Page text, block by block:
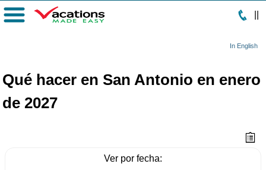
In English
Menú
Qué hacer en San Antonio en enero
de 2027
Ver por fecha: